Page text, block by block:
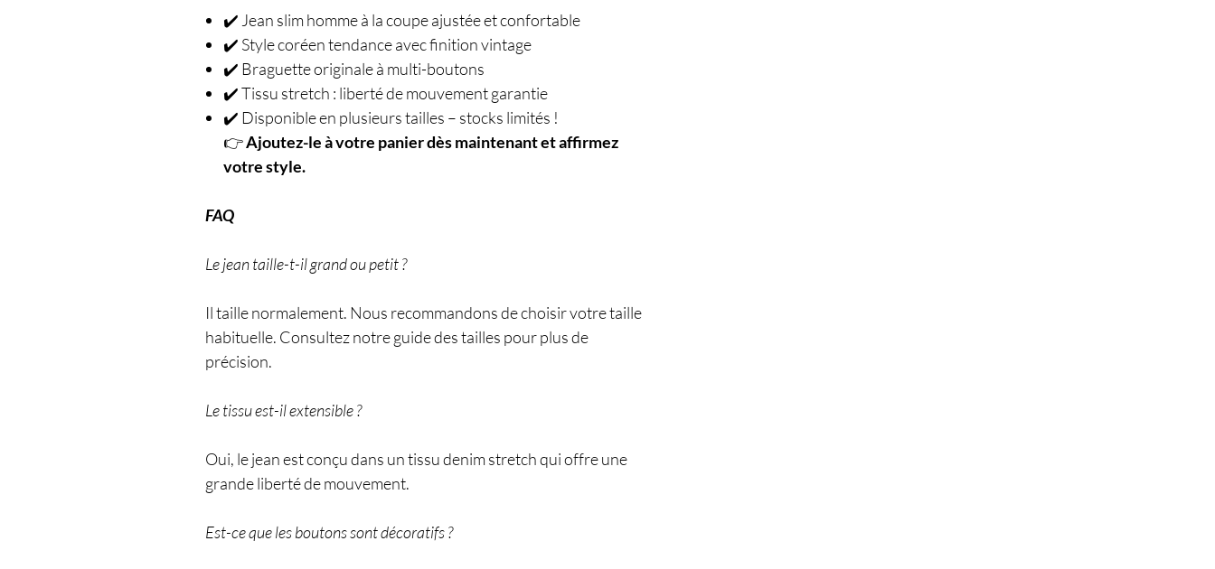
✔️ Jean slim homme à la coupe ajustée et confortable
✔️ Style coréen tendance avec finition vintage
✔️ Braguette originale à multi-boutons
✔️ Tissu stretch : liberté de mouvement garantie
✔️ Disponible en plusieurs tailles – stocks limités !
👉Ajoutez-le à votre panier dès maintenant et affirmez
votre style.
FAQ
Le jean taille-t-il grand ou petit ?
Il taille normalement. Nous recommandons de choisir votre taille
habituelle. Consultez notre guide des tailles pour plus de
précision.
Le tissu est-il extensible ?
Oui, le jean est conçu dans un tissu denim stretch qui offre une
grande liberté de mouvement.
Est-ce que les boutons sont décoratifs ?